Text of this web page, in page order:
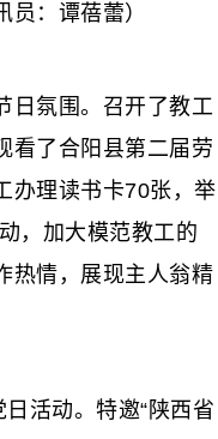
：谭蓓蕾）
氛围。召开了教工
看了合阳县第二届劳
办理读书卡70张，举
，加大模范教工的
热情，展现主人翁精
活动。特邀“陕西省